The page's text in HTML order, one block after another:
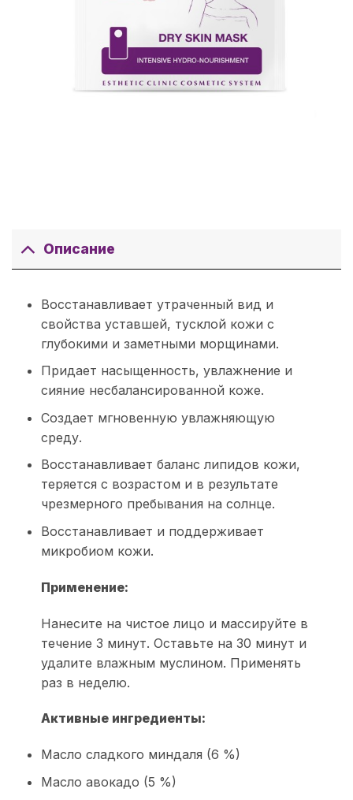
Описание
Восстанавливает утраченный вид и
свойства уставшей, тусклой кожи с
глубокими и заметными морщинами.
Придает насыщенность, увлажнение и
сияние несбалансированной коже.
Создает мгновенную увлажняющую
среду.
Восстанавливает баланс липидов кожи,
теряется с возрастом и в результате
чрезмерного пребывания на солнце.
Восстанавливает и поддерживает
микробиом кожи.
Применение:
Нанесите на чистое лицо и массируйте в
течение 3 минут. Оставьте на 30 минут и
удалите влажным муслином. Применять
раз в неделю.
Активные ингредиенты:
Масло сладкого миндаля (6 %)
Масло авокадо (5 %)